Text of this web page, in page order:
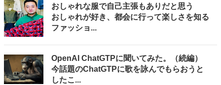
おしゃれな服で自己主張もありだと思う
おしゃれが好き、都会に行って楽しさを知る
ファッショ...
OpenAI ChatGTPに聞いてみた。（続編）
今話題のChatGTPに歌を詠んでもらおうと
したこ...